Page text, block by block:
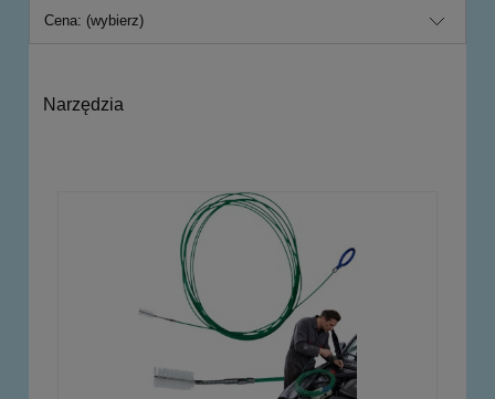
Cena: (wybierz)
Narzędzia